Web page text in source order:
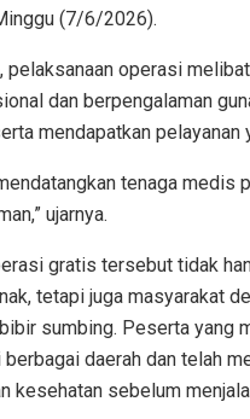
(7/6/2026).
pelaksanaan operasi
dan berpengalaman
mendapatkan pelayanan
tenaga medis
ujarnya.
gratis tersebut tidak
tetapi juga masyarakat
sumbing. Peserta yang
daerah dan telah
kesehatan sebelum